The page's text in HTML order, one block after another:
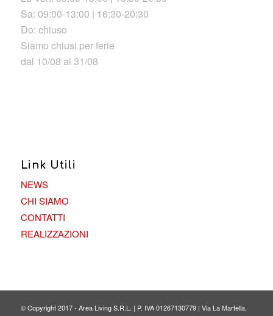
Sa: 09:00-13:00 | 16:30-20:30
Do: chiuso
Siamo chiusi per ferie
dal 10/08 al 31/08
Link Utili
NEWS
CHI SIAMO
CONTATTI
REALIZZAZIONI
© Copyright 2017 - Area Living S.R.L. | P. IVA 01267130779 | Via La Martella,